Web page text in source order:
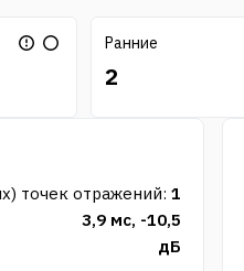
Ранние
2
точек отражений: 1
3,9 мс, -10,5
дБ